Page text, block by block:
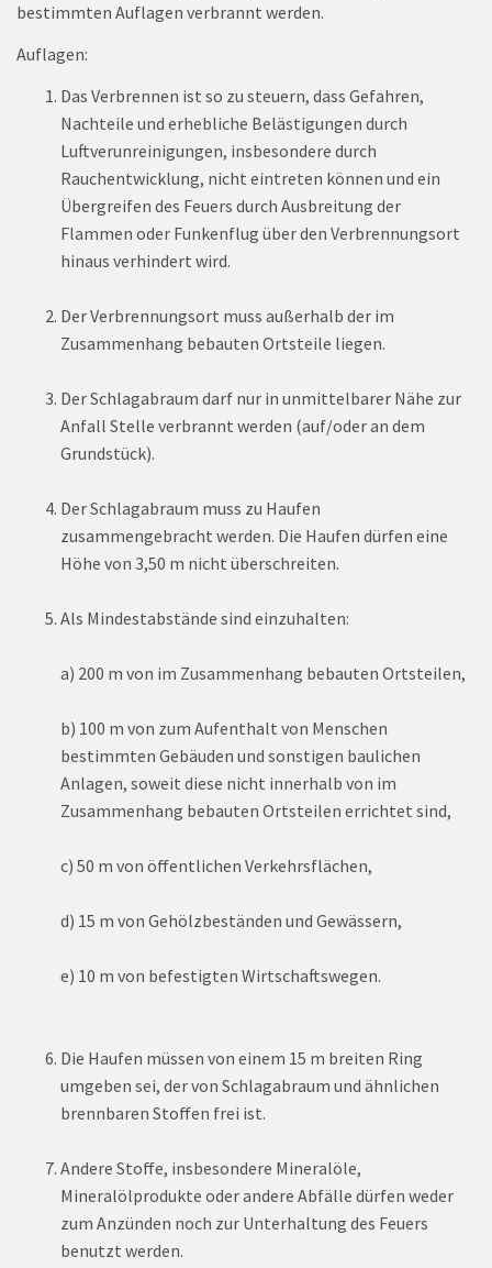
bestimmten Auflagen verbrannt werden.
Auflagen:
Das Verbrennen ist so zu steuern, dass Gefahren,
Nachteile und erhebliche Belästigungen durch
Luftverunreinigungen, insbesondere durch
Rauchentwicklung, nicht eintreten können und ein
Übergreifen des Feuers durch Ausbreitung der
Flammen oder Funkenflug über den Verbrennungsort
hinaus verhindert wird.
Der Verbrennungsort muss außerhalb der im
Zusammenhang bebauten Ortsteile liegen.
Der Schlagabraum darf nur in unmittelbarer Nähe zur
Anfall Stelle verbrannt werden (auf/oder an dem
Grundstück).
Der Schlagabraum muss zu Haufen
zusammengebracht werden. Die Haufen dürfen eine
Höhe von 3,50 m nicht überschreiten.
Als Mindestabstände sind einzuhalten:
a) 200 m von im Zusammenhang bebauten Ortsteilen,
b) 100 m von zum Aufenthalt von Menschen
bestimmten Gebäuden und sonstigen baulichen
Anlagen, soweit diese nicht innerhalb von im
Zusammenhang bebauten Ortsteilen errichtet sind,
c) 50 m von öffentlichen Verkehrsflächen,
d) 15 m von Gehölzbeständen und Gewässern,
e) 10 m von befestigten Wirtschaftswegen.
Die Haufen müssen von einem 15 m breiten Ring
umgeben sei, der von Schlagabraum und ähnlichen
brennbaren Stoffen frei ist.
Andere Stoffe, insbesondere Mineralöle,
Mineralölprodukte oder andere Abfälle dürfen weder
zum Anzünden noch zur Unterhaltung des Feuers
benutzt werden.